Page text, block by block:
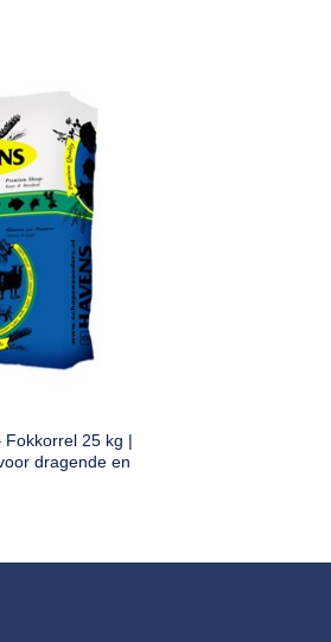
Fokkorrel 25 kg |
dragende en